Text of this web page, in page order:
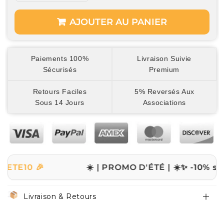
AJOUTER AU PANIER
Paiements 100%
Sécurisés
Livraison Suivie
Premium
Retours Faciles
Sous 14 Jours
5% Reversés Aux
Associations
☀️ | PROMO D'ÉTÉ | ☀️✨ -10% sur tout
Livraison & Retours